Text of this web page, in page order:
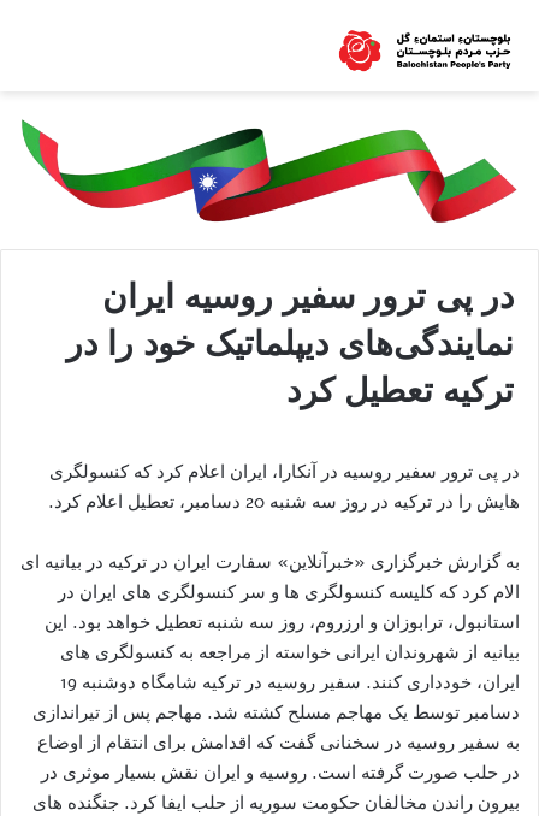
در پی ترور سفیر روسیه ایران
نمایندگی‌های دیپلماتیک خود را در
ترکیه تعطیل کرد
در پی ترور سفیر روسیه در آنکارا، ایران اعلام کرد که کنسولگری
هایش را در ترکیه در روز سه شنبه 20 دسامبر، تعطیل اعلام کرد.
به گزارش خبرگزاری «خبرآنلاین» سفارت ایران در ترکیه در بیانیه ای
الام کرد که کلیسه کنسولگری ها و سر کنسولگری های ایران در
استانبول، ترابوزان و ارزروم، روز سه شنبه تعطیل خواهد بود. این
بیانیه از شهروندان ایرانی خواسته از مراجعه به کنسولگری های
ایران، خودداری کنند. سفیر روسیه در ترکیه شامگاه دوشنبه 19
دسامبر توسط یک مهاجم مسلح کشته شد. مهاجم پس از تیراندازی
به سفیر روسیه در سخنانی گفت که اقدامش برای انتقام از اوضاع
در حلب صورت گرفته است. روسیه و ایران نقش بسیار موثری در
بیرون راندن مخالفان حکومت سوریه از حلب ایفا کرد. جنگنده های